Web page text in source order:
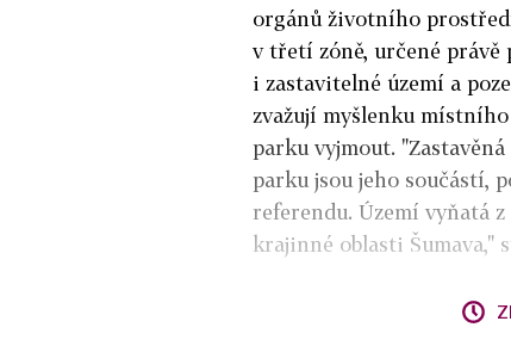
orgánů životního
v třetí zóně, určené právě
i zastavitelné území a
zvažují myšlenku
parku vyjmout.
parku jsou jeho součástí,
referendu. Území vyňatá
krajinné oblasti Šumava,"